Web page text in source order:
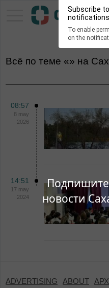
новости
Subscribe
To enable
on the
Всё по теме «» на
08:57
8 may
2026
14:51
17 may
2024
ADVERTISING ABOUT